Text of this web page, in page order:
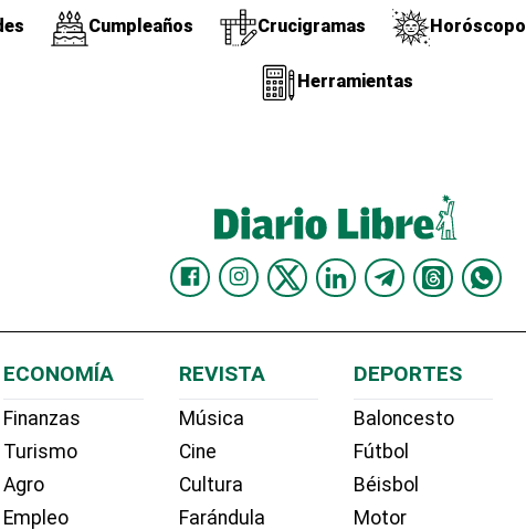
Cumpleaños Crucigramas Horóscopo
Herramientas
ECONOMÍA
Finanzas
Turismo
Agro
Empleo
REVISTA
Música
Cine
Cultura
Farándula
DEPORTES
Baloncesto
Fútbol
Béisbol
Motor